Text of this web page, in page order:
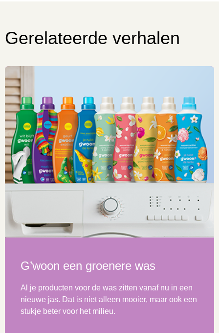
Gerelateerde verhalen
G’woon een groenere was
Al je producten voor de was zitten vanaf nu in een
nieuwe jas. Dat is niet alleen mooier, maar ook een
stukje beter voor het milieu.